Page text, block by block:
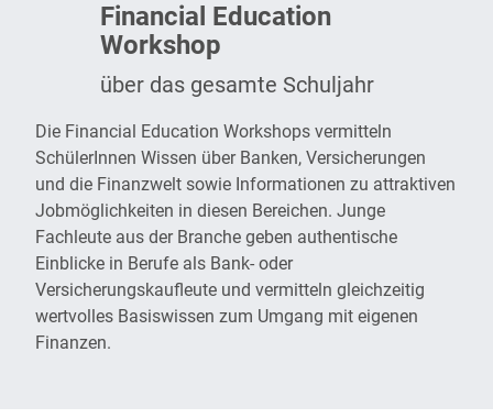
Financial Education
Workshop
über das gesamte Schuljahr
Die Financial Education Workshops vermitteln
SchülerInnen Wissen über Banken, Versicherungen
und die Finanzwelt sowie Informationen zu attraktiven
Jobmöglichkeiten in diesen Bereichen. Junge
Fachleute aus der Branche geben authentische
Einblicke in Berufe als Bank- oder
Versicherungskaufleute und vermitteln gleichzeitig
wertvolles Basiswissen zum Umgang mit eigenen
Finanzen.